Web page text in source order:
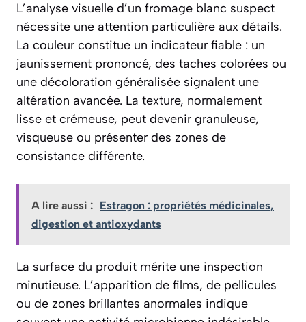
L’analyse visuelle d’un fromage blanc suspect
nécessite une attention particulière aux détails.
La couleur constitue un indicateur fiable : un
jaunissement prononcé, des taches colorées ou
une décoloration généralisée signalent une
altération avancée. La texture, normalement
lisse et crémeuse, peut devenir granuleuse,
visqueuse ou présenter des zones de
consistance différente.
A lire aussi : Estragon : propriétés médicinales,
digestion et antioxydants
La surface du produit mérite une inspection
minutieuse. L’apparition de films, de pellicules
ou de zones brillantes anormales indique